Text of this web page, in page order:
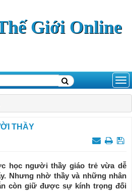
Giới Online
THẦY
học người thầy giáo trẻ vừa dễ
Nhưng nhờ thầy và những nhân
còn giữ được sự kính trọng đối